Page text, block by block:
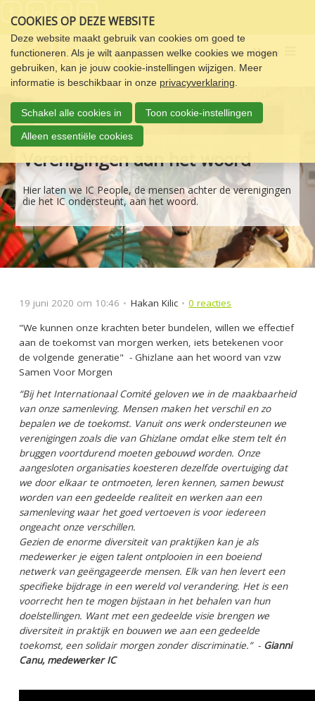
links
over
Spring
naar
de
navigatie
Spring
naar
de
inhoud
COOKIES OP DEZE WEBSITE
Deze website maakt gebruik van cookies om goed te
functioneren. Als je wilt aanpassen welke cookies we mogen
gebruiken, kan je jouw cookie-instellingen wijzigen. Meer
informatie is beschikbaar in onze privacyverklaring
Schakel alle cookies in Toon cookie-instellingen
Alleen essentiële cookies
Menu
Verenigingen aan het woord
Hier laten we IC People, de mensen achter de verenigingen
die het IC ondersteunt, aan het woord.
19 juni 2020 om 10:46 Hakan Kilic 0 reacties
"We kunnen onze krachten beter bundelen, willen we effectief
aan de toekomst van morgen werken, iets betekenen voor
de volgende generatie" - Ghizlane aan het woord van vzw
Samen Voor Morgen
“Bij het Internationaal Comité geloven we in de maakbaarheid
van onze samenleving. Mensen maken het verschil en zo
bepalen we de toekomst. Vanuit ons werk ondersteunen we
verenigingen zoals die van Ghizlane omdat elke stem telt én
bruggen voortdurend moeten gebouwd worden. Onze
aangesloten organisaties koesteren dezelfde overtuiging dat
we door elkaar te ontmoeten, leren kennen, samen bewust
worden van een gedeelde realiteit en werken aan een
samenleving waar het goed vertoeven is voor iedereen
ongeacht onze verschillen.
Gezien de enorme diversiteit van praktijken kan je als
medewerker je eigen talent ontplooien in een boeiend
netwerk van geëngageerde mensen. Elk van hen levert een
specifieke bijdrage in een wereld vol verandering. Het is een
voorrecht hen te mogen bijstaan in het behalen van hun
doelstellingen. Want met een gedeelde visie brengen we
diversiteit in praktijk en bouwen we aan een gedeelde
toekomst, een solidair morgen zonder discriminatie.”- Gianni
Canu, medewerker IC